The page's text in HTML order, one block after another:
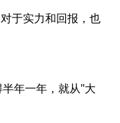
于实力和回报，也
年一年，就从"大